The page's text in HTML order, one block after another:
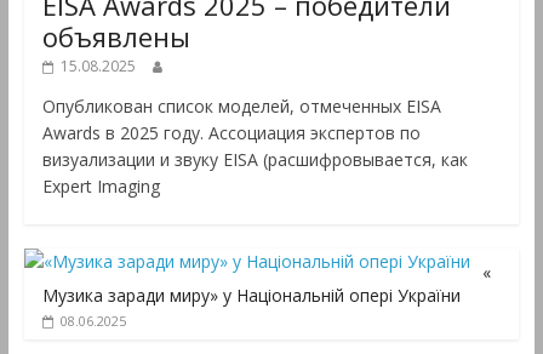
объявлены
15.08.2025
Опубликован список моделей, отмеченных EISA
Awards в 2025 году. Ассоциация экспертов по
визуализации и звуку EISA (расшифровывается, как
Expert Imaging
«
Музика заради миру» у Національній опері України
08.06.2025